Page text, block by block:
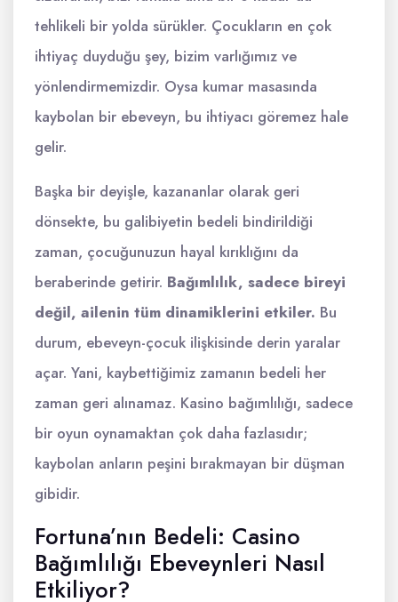
tehlikeli bir yolda sürükler. Çocukların en çok
ihtiyaç duyduğu şey, bizim varlığımız ve
yönlendirmemizdir. Oysa kumar masasında
kaybolan bir ebeveyn, bu ihtiyacı göremez hale
gelir.
Başka bir deyişle, kazananlar olarak geri
dönsekte, bu galibiyetin bedeli bindirildiği
zaman, çocuğunuzun hayal kırıklığını da
beraberinde getirir. Bağımlılık, sadece bireyi
değil, ailenin tüm dinamiklerini etkiler. Bu
durum, ebeveyn-çocuk ilişkisinde derin yaralar
açar. Yani, kaybettiğimiz zamanın bedeli her
zaman geri alınamaz. Kasino bağımlılığı, sadece
bir oyun oynamaktan çok daha fazlasıdır;
kaybolan anların peşini bırakmayan bir düşman
gibidir.
Fortuna’nın Bedeli: Casino
Bağımlılığı Ebeveynleri Nasıl
Etkiliyor?